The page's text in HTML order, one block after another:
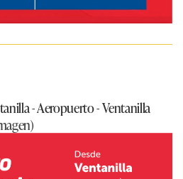
- Aeropuerto - Ventanilla